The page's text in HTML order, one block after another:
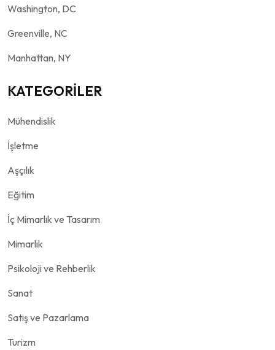
Washington, DC
Greenville, NC
Manhattan, NY
KATEGORİLER
Mühendislik
İşletme
Aşçılık
Eğitim
İç Mimarlık ve Tasarım
Mimarlık
Psikoloji ve Rehberlik
Sanat
Satış ve Pazarlama
Turizm